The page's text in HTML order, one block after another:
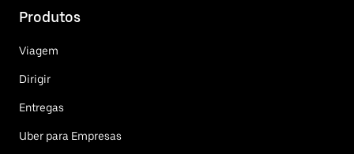
Produtos
Viagem
Dirigir
Entregas
Uber para Empresas